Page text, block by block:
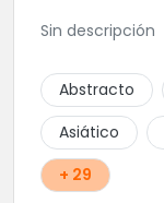
Sin descripción
Abstracto
Asiático
+ 29